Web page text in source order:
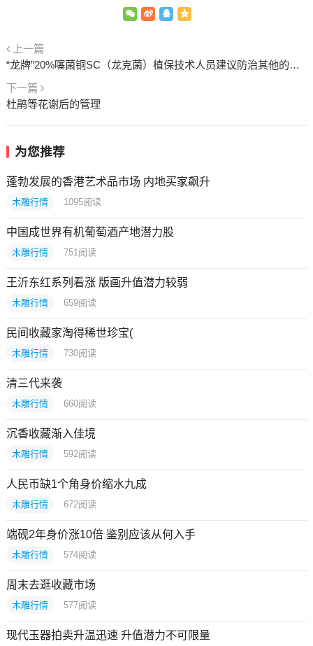
上一篇
“龙牌”20%噻菌铜SC（龙克菌）植保技术人员建议防治其他的对象
下一篇
杜鹃等花谢后的管理
为您推荐
蓬勃发展的香港艺术品市场 内地买家飙升
木雕行情 1095阅读
中国成世界有机葡萄酒产地潜力股
木雕行情 751 阅读
王沂东红系列看涨 版画升值潜力较弱
木雕行情 659阅读
民间收藏家淘得稀世珍宝(
木雕行情 730阅读
清三代来袭
木雕行情 660阅读
沉香收藏渐入佳境
木雕行情 592阅读
人民币缺1个角身价缩水九成
木雕行情 672阅读
端砚2年身价涨10倍 鉴别应该从何入手
木雕行情 574阅读
周末去逛收藏市场
木雕行情 577阅读
现代玉器拍卖升温迅速 升值潜力不可限量